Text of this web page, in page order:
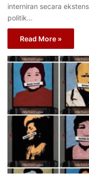
interniran secara
politik…
Read More »